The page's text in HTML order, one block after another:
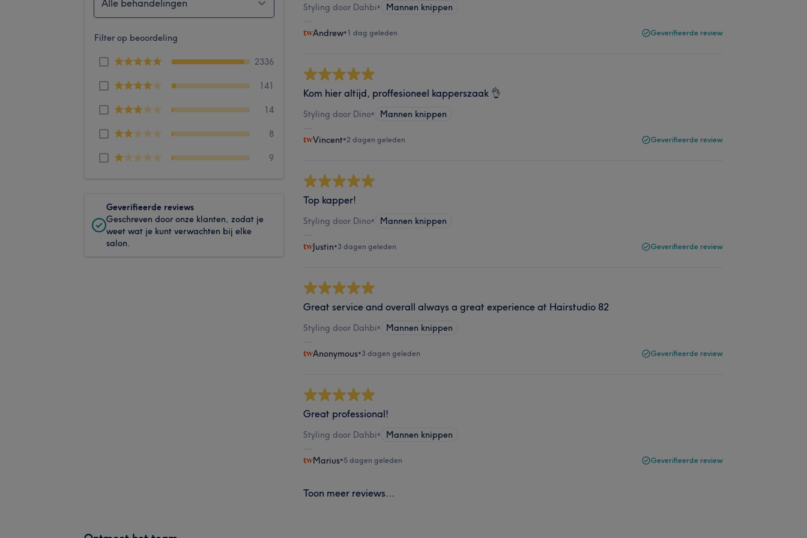
Alle behandelingen
Filter op beoordeling
2336
141
14
8
9
Geverifieerde reviews
Geschreven door onze klanten, zodat je
weet wat je kunt verwachten bij elke
salon.
Styling door Dahbi• Mannen knippen
Andrew•1 dag geleden Geverifieerde review
Kom hier altijd, proffesioneel kapperszaak 👌
Styling door Dino• Mannen knippen
Vincent•2 dagen geleden Geverifieerde review
Top kapper!
Styling door Dino• Mannen knippen
Justin•3 dagen geleden Geverifieerde review
Great service and overall always a great experience at Hairstudio 82
Styling door Dahbi• Mannen knippen
Anonymous•3 dagen geleden Geverifieerde review
Great professional!
Styling door Dahbi• Mannen knippen
Marius•5 dagen geleden Geverifieerde review
Toon meer reviews...